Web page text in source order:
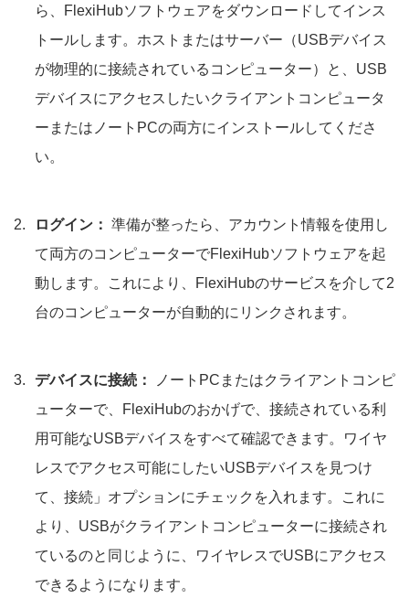
ら、FlexiHubソフトウェアをダウンロードしてインス
トールします。ホストまたはサーバー（USBデバイス
が物理的に接続されているコンピューター）と、USB
デバイスにアクセスしたいクライアントコンピュータ
ーまたはノートPCの両方にインストールしてくださ
い。
ログイン： 準備が整ったら、アカウント情報を使用し
て両方のコンピューターでFlexiHubソフトウェアを起
動します。これにより、FlexiHubのサービスを介して2
台のコンピューターが自動的にリンクされます。
デバイスに接続：
ノートPCまたはクライアントコンピ
ューターで、FlexiHubのおかげで、接続されている利
用可能なUSBデバイスをすべて確認できます。ワイヤ
レスでアクセス可能にしたいUSBデバイスを見つけ
て、接続」オプションにチェックを入れます。これに
より、USBがクライアントコンピューターに接続され
ているのと同じように、ワイヤレスでUSBにアクセス
できるようになります。